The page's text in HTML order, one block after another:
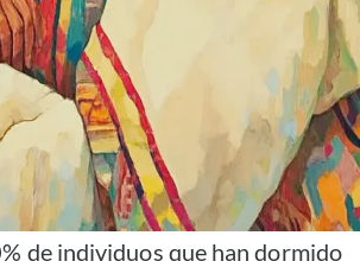
de individuos que han dormido